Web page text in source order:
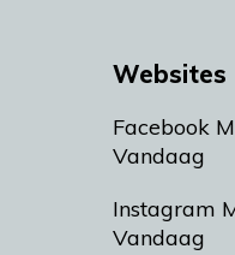
Websites
Facebook
Vandaag
Instagram
Vandaag